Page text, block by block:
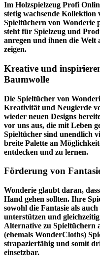
Im Holzspielzeug Profi
stetig wachsende
Spieltüchern von Wonderie
steht für Spielzeug und
anregen und ihnen die Welt
zeigen.
Kreative und
Baumwolle
Die Spieltücher von
Kreativität und Neugierde
wieder neuen Designs
vor uns aus, die mit Leben
Spieltücher sind unendlich
breite Palette an
entdecken und zu lernen.
Förderung von
Wonderie glaubt daran,
Hand gehen sollten. Ihre
sowohl die Fantasie als
unterstützen und
Alternative zu Spieltüchern
(ehemals WonderCloths)
strapazierfähig und somit
einsetzbar.